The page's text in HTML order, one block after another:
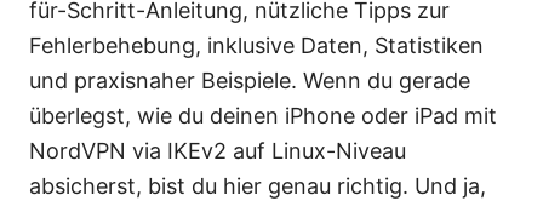
für-Schritt-Anleitung, nützliche Tipps zur
Fehlerbehebung, inklusive Daten, Statistiken
und praxisnaher Beispiele. Wenn du gerade
überlegst, wie du deinen iPhone oder iPad mit
NordVPN via IKEv2 auf Linux-Niveau
absicherst, bist du hier genau richtig. Und ja,